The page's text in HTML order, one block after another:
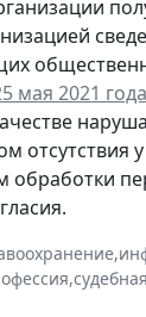
мая 2021
,
,